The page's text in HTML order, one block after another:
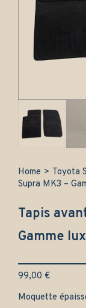
Home > Toyota
Supra MK3 –
Tapis
Gamme
99,00 €
Moquette